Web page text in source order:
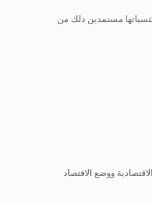
مستمدين ذلك من
ووضع الاقتصاد